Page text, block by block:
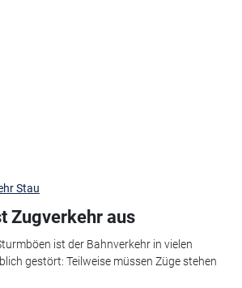
Stau
Zugverkehr aus
ist der Bahnverkehr in vielen
gestört: Teilweise müssen Züge stehen